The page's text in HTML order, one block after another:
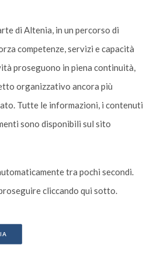
di Altenia, in un percorso di
competenze, servizi e capacità
proseguono in piena continuità,
organizzativo ancora più
Tutte le informazioni, i contenuti
sono disponibili sul sito
tra pochi secondi.
cliccando qui sotto.